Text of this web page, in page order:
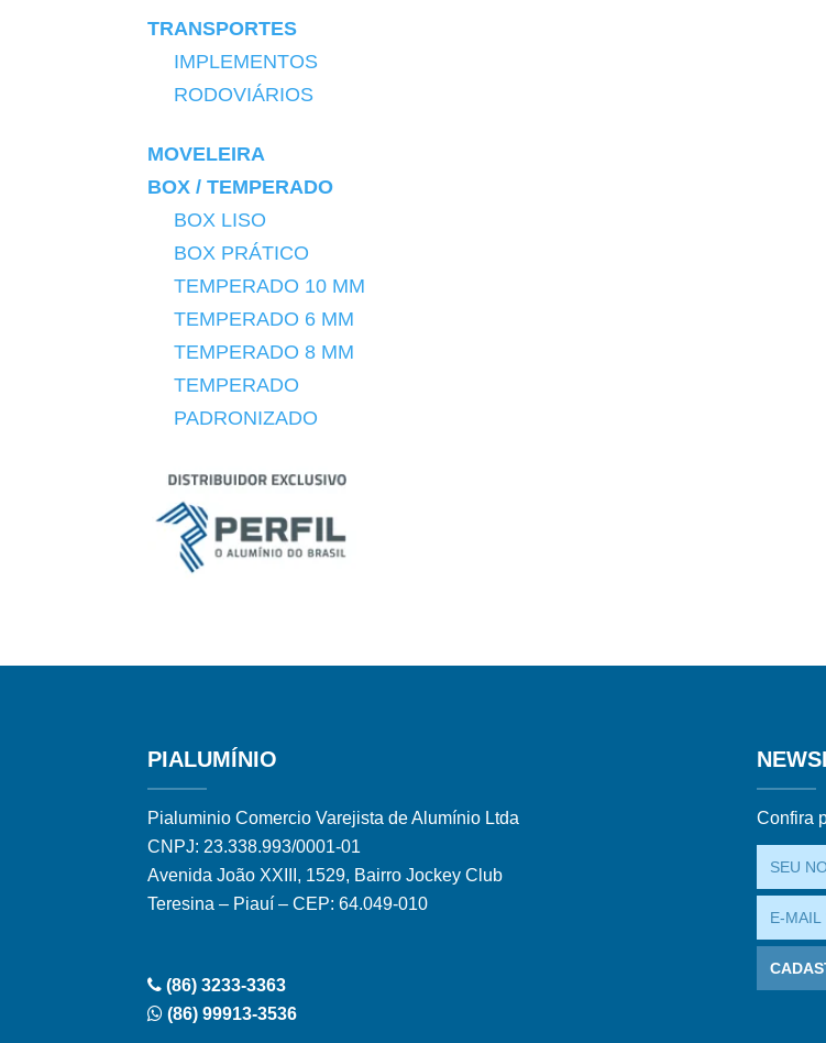
TRANSPORTES
IMPLEMENTOS
RODOVIÁRIOS
MOVELEIRA
BOX / TEMPERADO
BOX LISO
BOX PRÁTICO
TEMPERADO 10 MM
TEMPERADO 6 MM
TEMPERADO 8 MM
TEMPERADO
PADRONIZADO
DIVERSOS
DIVISÓRIAS
PIALUMÍNIO
Pialuminio Comercio Varejista de Alumínio Ltda
CNPJ: 23.338.993/0001-01
Avenida João XXIII, 1529, Bairro Jockey Club
Teresina – Piauí – CEP: 64.049-010
(86) 3233-3363
(86) 99913-3536
Confira